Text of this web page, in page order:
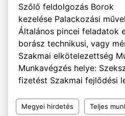
Szőlő feldolgozás Borok
kezelése Palackozási
Általános pincei feladatok
borász technikusi, vagy
Szakmai elkötelezettség
Munkavégzés helye:
fizetést Szakmai fejlődési
Megyei hirdetés Teljes